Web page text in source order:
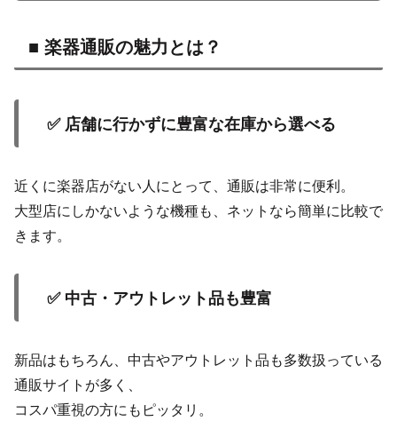
■ 楽器通販の魅力とは？
✅ 店舗に行かずに豊富な在庫から選べる
近くに楽器店がない人にとって、通販は非常に便利。
大型店にしかないような機種も、ネットなら簡単に比較で
きます。
✅ 中古・アウトレット品も豊富
新品はもちろん、中古やアウトレット品も多数扱っている
通販サイトが多く、
コスパ重視の方にもピッタリ。